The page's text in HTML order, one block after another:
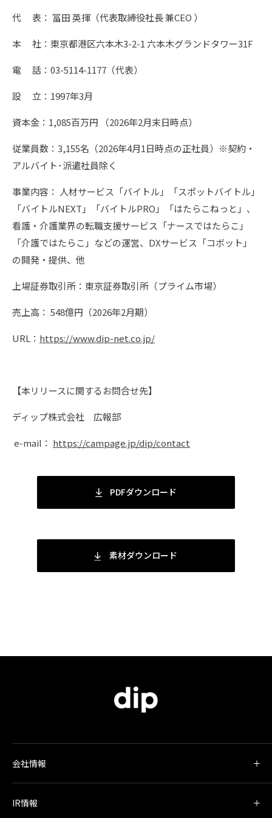
代 表： 冨田 英揮（代表取締役社長 兼CEO ）
本 社：東京都港区六本木3-2-1 六本木グランドタワー31F
電 話：03-5114-1177（代表）
設 立：1997年3月
資本金：1,085百万円 （2026年2月末日時点）
従業員数：3,155名（2026年4月1日時点の正社員）※契約・
アルバイト･派遣社員除く
事業内容： 人材サービス「バイトル」「スポットバイトル」
「バイトルNEXT」「バイトルPRO」「はたらこねっと」、
看護・介護業界の転職支援サービス「ナースではたらこ」
「介護ではたらこ」などの運営、DXサービス「コボット」
の開発・提供、他
上場証券取引所：東京証券取引所（プライム市場）
売上高： 548億円（2026年2月期）
URL： https://www.dip-net.co.jp/
【本リリースに関するお問合せ先】
ディップ株式会社 広報部
e-mail： https://campage.jp/dip/contact
PDFダウンロード
素材ダウンロード
会社情報
IR情報